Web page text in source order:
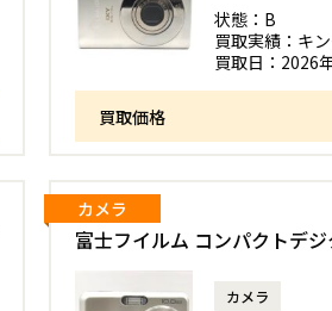
状態： B
買取実績： キ
買取日： 2026
買取価格
富士フイルム コンパクトデ
カメラ
カメラ